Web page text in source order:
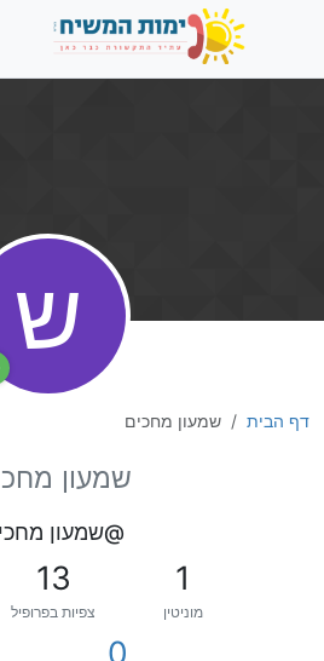
דף הבית שמעון מחכים
ש
שמעון
@שמעון
1
מוניטין
13
צפיות בפרופיל
0